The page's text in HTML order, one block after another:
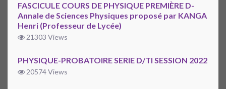
FASCICULE COURS DE PHYSIQUE PREMIÈRE D-
Annale de Sciences Physiques proposé par KANGA
Henri (Professeur de Lycée)
21303 Views
PHYSIQUE-PROBATOIRE SERIE D/TI SESSION 2022
20574 Views